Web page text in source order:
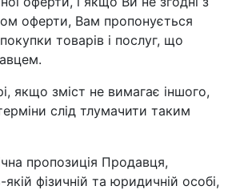
оферти, Вам пропонується
товарів і послуг, що
якщо зміст не вимагає іншого,
слід тлумачити таким
пропозиція Продавця,
фізичній та юридичній особі,